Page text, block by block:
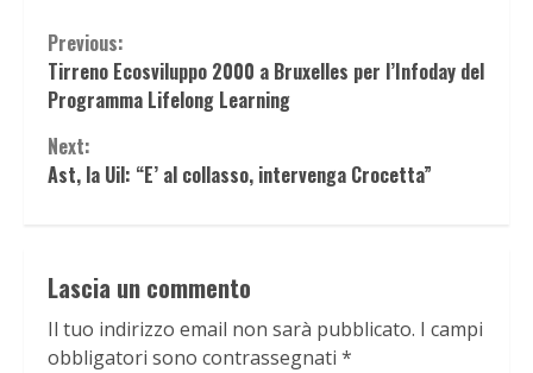
Continue
Reading
Previous:
Tirreno Ecosviluppo 2000 a Bruxelles per l’Infoday del
Programma Lifelong Learning
Next:
Ast, la Uil: “E’ al collasso, intervenga Crocetta”
Lascia un commento
Il tuo indirizzo email non sarà pubblicato. I campi
obbligatori sono contrassegnati *